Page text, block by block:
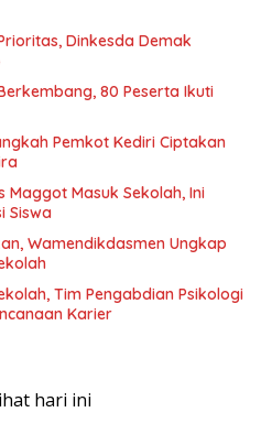
Dinkesda Demak
80 Peserta Ikuti
Pemkot Kediri Ciptakan
Maggot Masuk Sekolah, Ini
Siswa
Wamendikdasmen Ungkap
Tim Pengabdian Psikologi
Karier
hari ini